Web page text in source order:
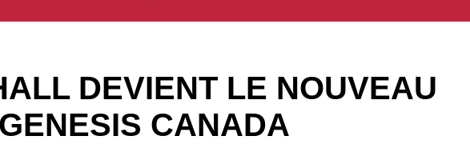
DEVIENT LE NOUVEAU
CANADA